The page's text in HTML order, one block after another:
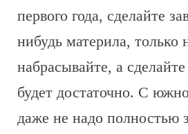
первого года, сделайте
нибудь материла, только
набрасывайте, а
будет достаточно. С
даже не надо полностью